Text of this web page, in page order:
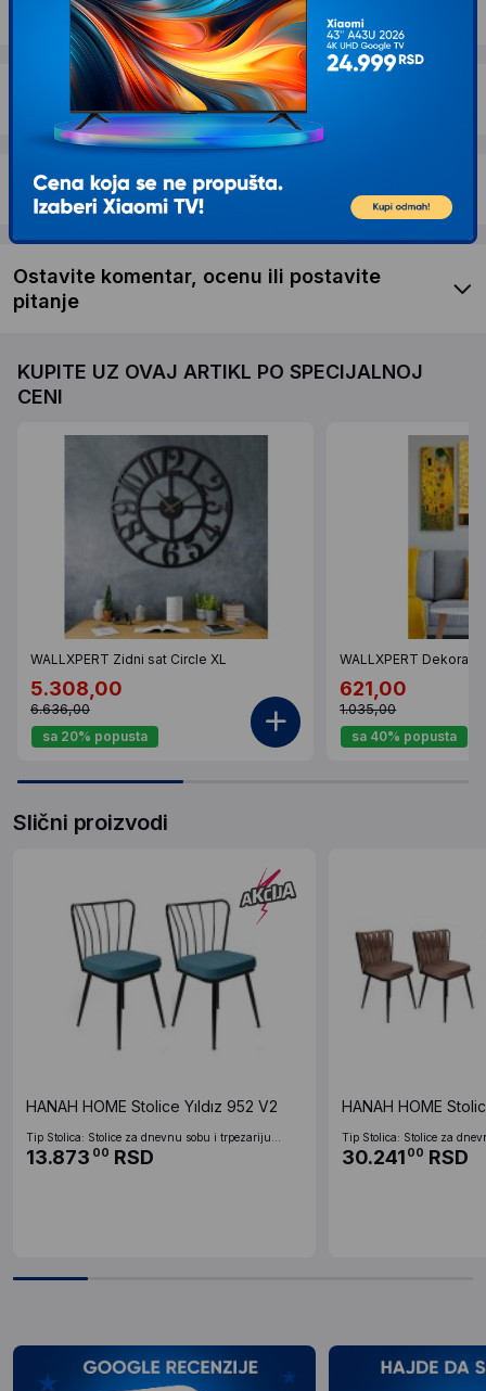
Dostava i povrat
Garancija
Recenzije kupaca
Ostavite komentar, ocenu ili postavite
pitanje
KUPITE UZ OVAJ ARTIKL PO SPECIJALNOJ
CENI
WALLXPERT Zidni sat Circle XL
5.308,00
6.636,00
sa 20% popusta
WALLXPERT
621,00
1.035,00
sa 40% popusta
Slični proizvodi
HANAH HOME Stolice Yıldız 952 V2
Tip Stolica: Stolice za dnevnu sobu i trpezariju...
13.873 00 RSD
HANAH HOME
Tip Stolica: Stolice za
30.241 00 RSD